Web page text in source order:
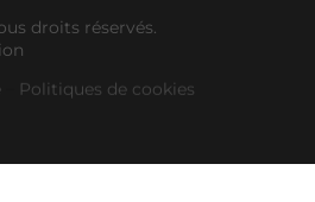
droits réservés.
Politiques de cookies